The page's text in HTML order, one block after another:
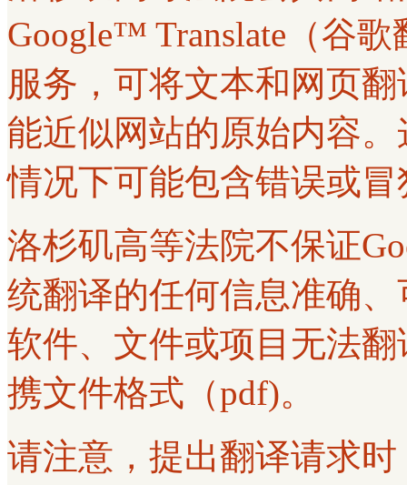
Google™ Translate（谷
服务，可将文本和网页
能近似网站的原始内容
情况下可能包含错误或
洛杉矶高等法院不保证
统翻译的任何信息准确
软件、文件或项目无法
携文件格式（pdf)。
请注意，提出翻译请求